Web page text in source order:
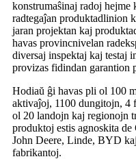
konstrumaŝinaj radoj hejme
radtegaĵan produktadlinion
jaran projektan kaj
havas provincnivelan
diversaj inspektaj kaj testaj
provizas fidindan garantion
Hodiaŭ ĝi havas pli ol 100
aktivaĵoj, 1100 dungitojn, 4
ol 20 landojn kaj regionojn
produktoj estis agnoskita
John Deere, Linde, BYD
fabrikantoj.